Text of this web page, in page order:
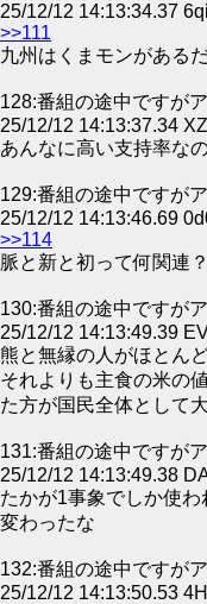
25/12/12 14:13:34.37
>>111
九州はくまモンがある
128:番組の途中ですが
25/12/12 14:13:37.34
あんなに高い支持率な
129:番組の途中ですが
25/12/12 14:13:46.69
>>114
脈と新と初って何関連
130:番組の途中ですが
25/12/12 14:13:49.39
熊と無縁の人がほとん
それよりも主食の米の
た方が国民全体として
131:番組の途中ですが
25/12/12 14:13:49.38
たかが1事象でしか使
変わったな
132:番組の途中ですが
25/12/12 14:13:50.53